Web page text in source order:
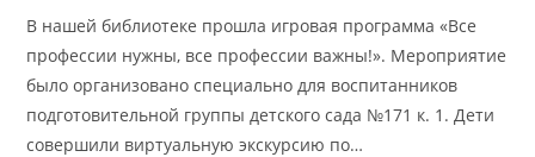
В нашей библиотеке прошла игровая программа «Все
профессии нужны, все профессии важны!». Мероприятие
было организовано специально для воспитанников
подготовительной группы детского сада №171 к. 1. Дети
совершили виртуальную экскурсию по…